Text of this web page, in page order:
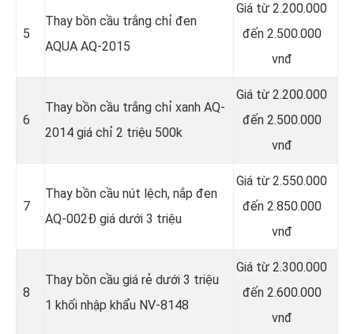
5
Thay bồn cầu trắng chỉ đen
AQUA AQ-2015
Giá từ 2.200.000
đến 2.500.000
vnđ
6
Thay bồn cầu trắng chỉ xanh AQ-
2014 giá chỉ 2 triệu 500k
Giá từ 2.200.000
đến 2.500.000
vnđ
7
Thay bồn cầu nút lệch, nắp đen
AQ-002Đ giá dưới 3 triệu
Giá từ 2.550.000
đến 2.850.000
vnđ
8
Thay bồn cầu giá rẻ dưới 3 triệu
1 khối nhập khẩu NV-8148
Giá từ 2.300.000
đến 2.600.000
vnđ